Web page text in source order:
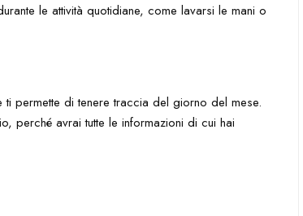
le attività quotidiane, come lavarsi le mani o
permette di tenere traccia del giorno del mese.
perché avrai tutte le informazioni di cui hai